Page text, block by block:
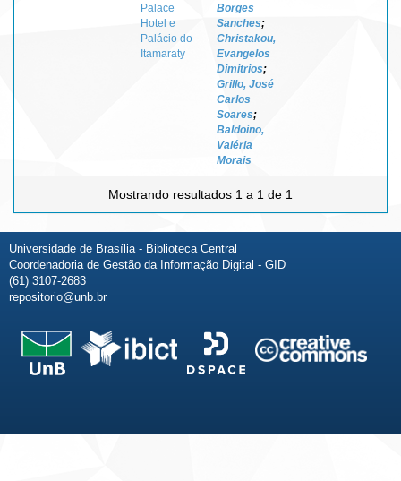
Palace
Hotel e
Palácio do
Itamaraty
Borges
Sanches;
Christakou,
Evangelos
Dimitrios;
Grillo, José
Carlos
Soares;
Baldoíno,
Valéria
Morais
Mostrando resultados 1 a 1 de 1
Universidade de Brasília - Biblioteca Central
Coordenadoria de Gestão da Informação Digital - GID
(61) 3107-2683
repositorio@unb.br